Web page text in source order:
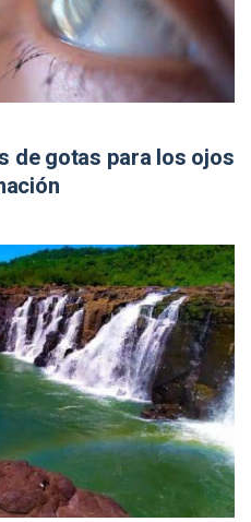
de gotas para los ojos